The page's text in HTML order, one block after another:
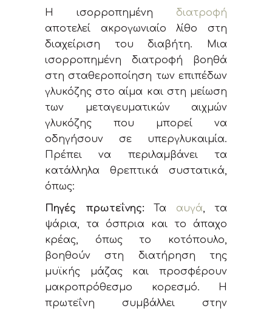
Η ισορροπημένη διατροφή
αποτελεί ακρογωνιαίο λίθο στη
διαχείριση του διαβήτη. Μια
ισορροπημένη διατροφή βοηθά
στη σταθεροποίηση των επιπέδων
γλυκόζης στο αίμα και στη μείωση
των μεταγευματικών αιχμών
γλυκόζης που μπορεί να
οδηγήσουν σε υπεργλυκαιμία.
Πρέπει να περιλαμβάνει τα
κατάλληλα θρεπτικά συστατικά,
όπως:
Πηγές πρωτεΐνης: Τα αυγά, τα
ψάρια, τα όσπρια και το άπαχο
κρέας, όπως το κοτόπουλο,
βοηθούν στη διατήρηση της
μυϊκής μάζας και προσφέρουν
μακροπρόθεσμο κορεσμό. Η
πρωτεΐνη συμβάλλει στην